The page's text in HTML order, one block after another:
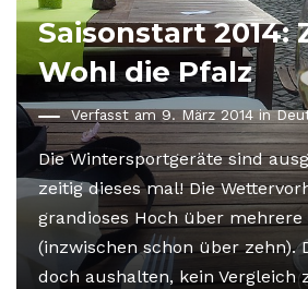
Saisonstart 2014:
Wohl die Pfalz
Verfasst am 9. März 2014 in
Die Wintersportgeräte sind
zeitig dieses mal! Die
grandioses Hoch über mehrere
(inzwischen schon über zehn).
doch aushalten, kein Vergleich